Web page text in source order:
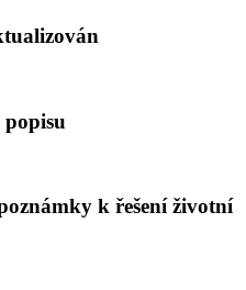
k řešení životní